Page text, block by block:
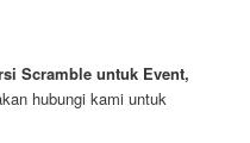
Scramble untuk Event,
hubungi kami untuk